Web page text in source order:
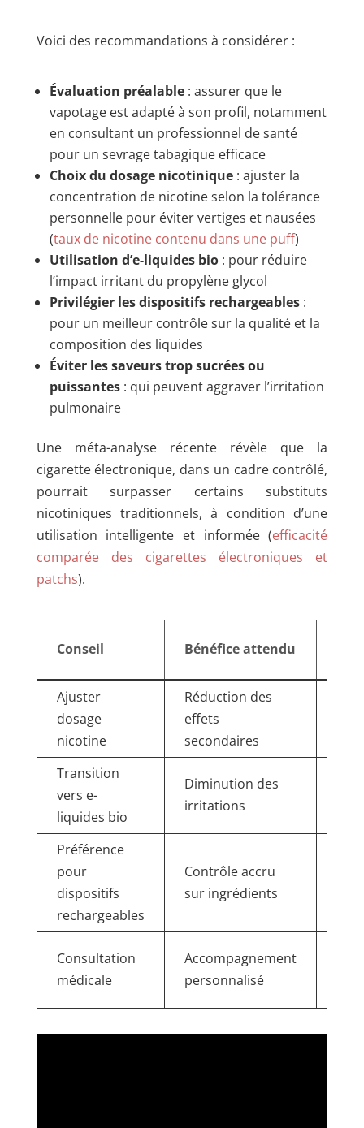
Voici des recommandations à considérer :
Évaluation préalable: assurer que le
vapotage est adapté à son profil, notamment
en consultant un professionnel de santé
pour un sevrage tabagique efficace
Choix du dosage nicotinique: ajuster la
concentration de nicotine selon la tolérance
personnelle pour éviter vertiges et nausées
(taux de nicotine contenu dans une puff)
Utilisation d’e-liquides bio: pour réduire
l’impact irritant du propylène glycol
Privilégier les dispositifs rechargeables:
pour un meilleur contrôle sur la qualité et la
composition des liquides
Éviter les saveurs trop sucrées ou
puissantes: qui peuvent aggraver l’irritation
pulmonaire
Une méta-analyse récente révèle que la
cigarette électronique, dans un cadre contrôlé,
pourrait surpasser certains substituts
nicotiniques traditionnels, à condition d’une
utilisation intelligente et informée (efficacité
comparée des cigarettes électroniques et
patchs).
Conseil Bénéfice attendu
Ajuster
dosage
nicotine
Réduction des
effets
secondaires
Transition
vers e-
liquides bio
Diminution des
irritations
Préférence
pour
dispositifs
rechargeables
Contrôle accru
sur ingrédients
Consultation
médicale
Accompagnement
personnalisé